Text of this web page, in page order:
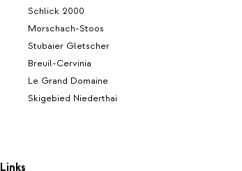
Schlick 2000
Morschach-Stoos
Stubaier Gletscher
Breuil-Cervinia
Le Grand Domaine
Skigebied Niederthai
Links